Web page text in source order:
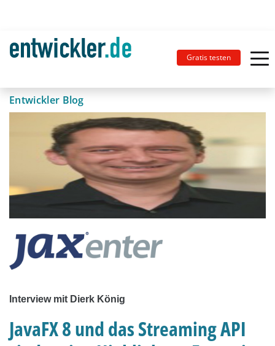
Gratis testen
Entwickler Blog
Interview mit Dierk König
JavaFX 8 und das Streaming API